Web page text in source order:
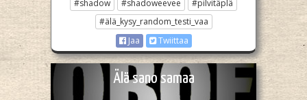
#shadow
#shadoweevee
#pilvitäplä
#älä_kysy_random_testi_vaa
Jaa
Twiittaa
Älä sano samaa